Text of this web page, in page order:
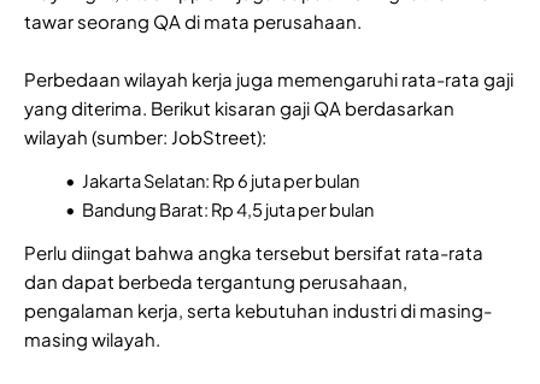
tawar seorang QA di mata perusahaan.
Perbedaan wilayah kerja juga memengaruhi rata-rata gaji
yang diterima. Berikut kisaran gaji QA berdasarkan
wilayah (sumber: JobStreet):
Jakarta Selatan: Rp 6 juta per bulan
Bandung Barat: Rp 4,5 juta per bulan
Perlu diingat bahwa angka tersebut bersifat rata-rata
dan dapat berbeda tergantung perusahaan,
pengalaman kerja, serta kebutuhan industri di masing-
masing wilayah.